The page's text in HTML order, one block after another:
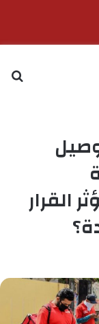
يؤثر القرار